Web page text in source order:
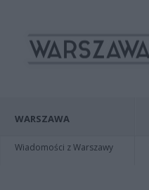
WARSZAWA
Wiadomości z Warszawy